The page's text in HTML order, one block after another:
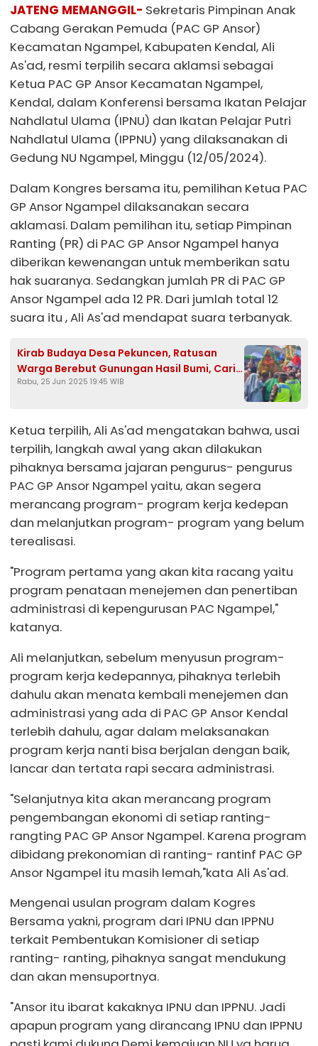
JATENG MEMANGGIL- Sekretaris Pimpinan Anak
Cabang Gerakan Pemuda (PAC GP Ansor)
Kecamatan Ngampel, Kabupaten Kendal, Ali
As'ad, resmi terpilih secara aklamsi sebagai
Ketua PAC GP Ansor Kecamatan Ngampel,
Kendal, dalam Konferensi bersama Ikatan Pelajar
Nahdlatul Ulama (IPNU) dan Ikatan Pelajar Putri
Nahdlatul Ulama (IPPNU) yang dilaksanakan di
Gedung NU Ngampel, Minggu (12/05/2024).
Dalam Kongres bersama itu, pemilihan Ketua PAC
GP Ansor Ngampel dilaksanakan secara
aklamasi. Dalam pemilihan itu, setiap Pimpinan
Ranting (PR) di PAC GP Ansor Ngampel hanya
diberikan kewenangan untuk memberikan satu
hak suaranya. Sedangkan jumlah PR di PAC GP
Ansor Ngampel ada 12 PR. Dari jumlah total 12
suara itu , Ali As'ad mendapat suara terbanyak.
Kirab Budaya Desa Pekuncen, Ratusan
Warga Berebut Gunungan Hasil Bumi, Cari
Keberkahan
Rabu, 25 Jun 2025 19:45 WIB
Ketua terpilih, Ali As'ad mengatakan bahwa, usai
terpilih, langkah awal yang akan dilakukan
pihaknya bersama jajaran pengurus- pengurus
PAC GP Ansor Ngampel yaitu, akan segera
merancang program- program kerja kedepan
dan melanjutkan program- program yang belum
terealisasi.
"Program pertama yang akan kita racang yaitu
program penataan menejemen dan penertiban
administrasi di kepengurusan PAC Ngampel,"
katanya.
Ali melanjutkan, sebelum menyusun program-
program kerja kedepannya, pihaknya terlebih
dahulu akan menata kembali menejemen dan
administrasi yang ada di PAC GP Ansor Kendal
terlebih dahulu, agar dalam melaksanakan
program kerja nanti bisa berjalan dengan baik,
lancar dan tertata rapi secara administrasi.
"Selanjutnya kita akan merancang program
pengembangan ekonomi di setiap ranting-
rangting PAC GP Ansor Ngampel. Karena program
dibidang prekonomian di ranting- rantinf PAC GP
Ansor Ngampel itu masih lemah,"kata Ali As'ad.
Mengenai usulan program dalam Kogres
Bersama yakni, program dari IPNU dan IPPNU
terkait Pembentukan Komisioner di setiap
ranting- ranting, pihaknya sangat mendukung
dan akan mensuportnya.
"Ansor itu ibarat kakaknya IPNU dan IPPNU. Jadi
apapun program yang dirancang IPNU dan IPPNU